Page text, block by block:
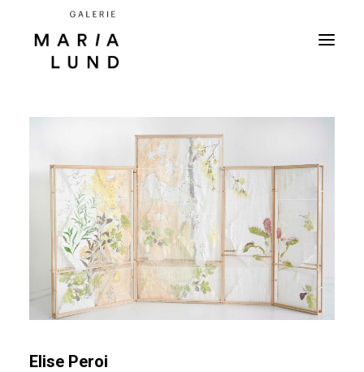
Elise Peroi